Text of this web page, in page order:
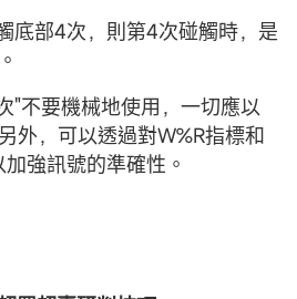
底部4次，則第4次碰觸時，是
"不要機械地使用，一切應以
外，可以透過對W%R指標和
強訊號的準確性。